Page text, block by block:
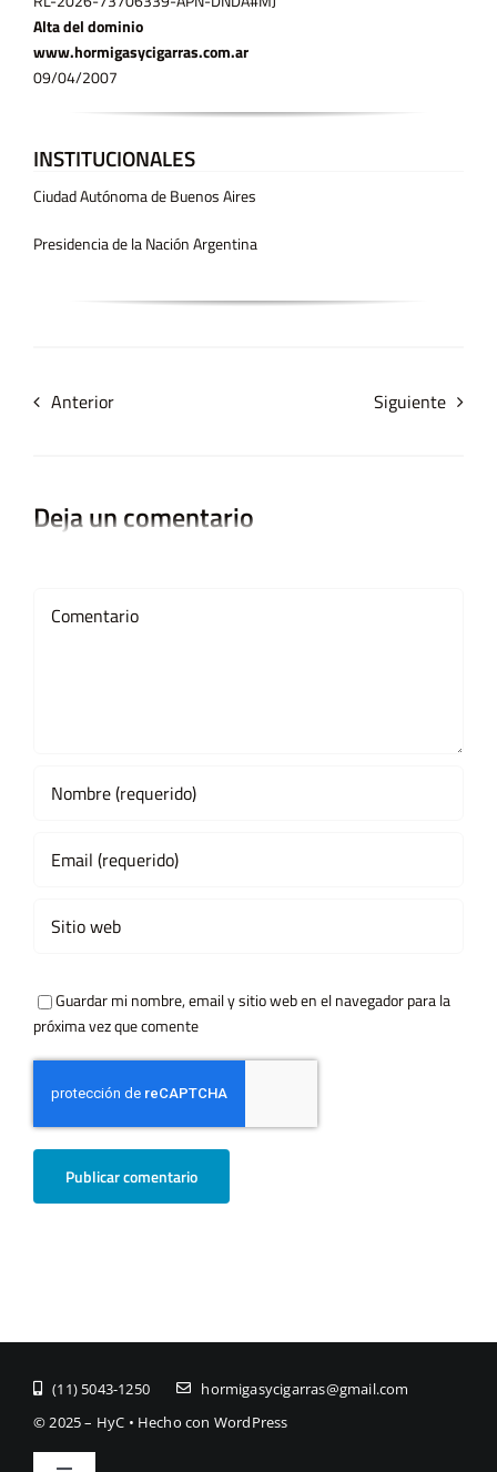
Alta del dominio
www.hormigasycigarras.com.ar
09/04/2007
INSTITUCIONALES
Ciudad Autónoma de Buenos Aires
Presidencia de la Nación Argentina
Anterior Siguiente
Deja un comentario
Guardar mi nombre, email y sitio web en el navegador para la
próxima vez que comente
(11) ­5043-1250
hormigasycigarras@gmail.com
© 2025 – HyC • Hecho con WordPress